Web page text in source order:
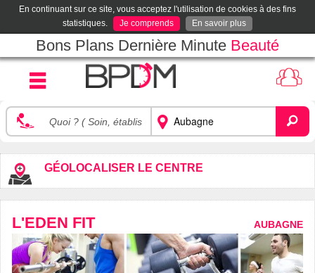
En continuant sur ce site, vous acceptez l'utilisation de cookies à des fins
statistiques.
Je comprends En savoir plus
Bons Plans Dernière Minute Beauté
GÉOLOCALISER LE CENTRE
L'EDEN FIT AUBAGNE